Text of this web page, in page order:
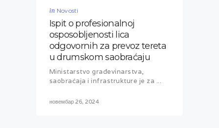
in Novosti
Ispit o profesionalnoj
osposobljenosti lica
odgovornih za prevoz tereta
u drumskom saobraćaju
Ministarstvo građevinarstva,
saobraćaja i infrastrukture je za ...
новембар 26, 2024